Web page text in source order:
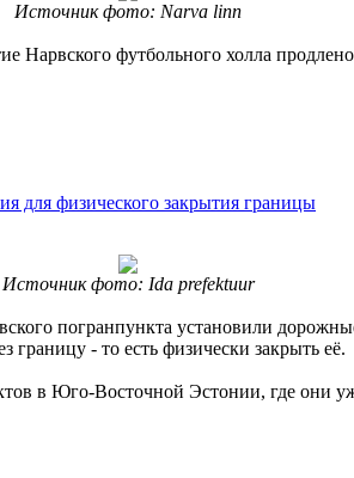
Источник фото: Narva linn
Нарвского футбольного холла
для физического закрытия границы
Источник фото: Ida prefektuur
погранпункта установили
границу - то есть физически закрыть её.
в Юго-Восточной Эстонии, где они